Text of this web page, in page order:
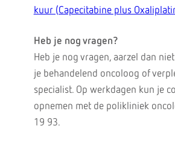
kuur (Capecitabine plus
Heb je nog vragen?
Heb je nog vragen, aarzel dan
je behandelend oncoloog of
specialist. Op werkdagen kun je
opnemen met de polikliniek
19 93.